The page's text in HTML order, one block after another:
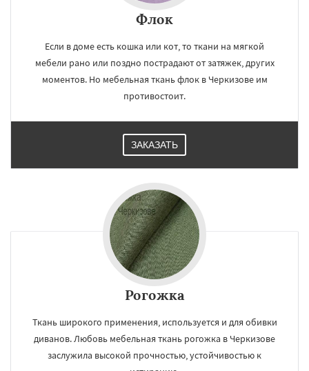
Флок
Если в доме есть кошка или кот, то ткани на мягкой
мебели рано или поздно пострадают от затяжек, других
моментов. Но мебельная ткань флок в Черкизове им
противостоит.
ЗАКАЗАТЬ
Рогожка
Ткань широкого применения, используется и для обивки
диванов. Любовь мебельная ткань рогожка в Черкизове
заслужила высокой прочностью, устойчивостью к